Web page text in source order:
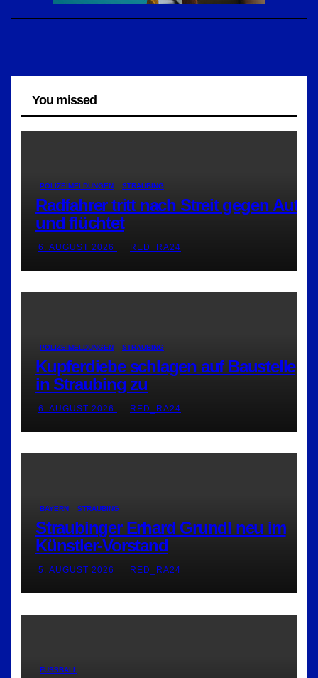
You missed
POLIZEIMELDUNGEN STRAUBING
Radfahrer tritt nach Streit gegen Auto
und flüchtet
6. AUGUST 2026 RED_RA24
POLIZEIMELDUNGEN STRAUBING
Kupferdiebe schlagen auf Baustelle
in Straubing zu
6. AUGUST 2026 RED_RA24
BAYERN STRAUBING
Straubinger Erhard Grundl neu im
Künstler-Vorstand
5. AUGUST 2026 RED_RA24
FUSSBALL